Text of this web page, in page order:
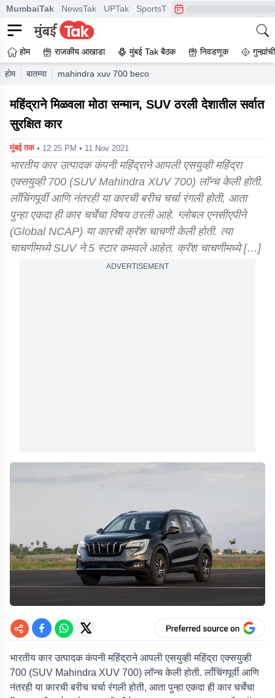
MumbaiTak NewsTak UPTak SportsTak CrimeTak
होम राजकीय आखाडा मुंबई Tak बैठक निवडणूक
होम बातम्या mahindra xuv 700 become safest car
महिंद्राने मिळवला मोठा सन्मान, SUV ठरली देशातील सर्वात
सुरक्षित कार
मुंबई तक • 12:25 PM • 11 Nov 2021
भारतीय कार उत्पादक कंपनी महिंद्राने आपली एसयुव्ही महिंद्रा
एक्सयुव्ही 700 (SUV Mahindra XUV 700) लॉन्च केली होती.
लाँचिंगपूर्वी आणि नंतरही या कारची बरीच चर्चा रंगली होती, आता
पुन्हा एकदा ही कार चर्चेचा विषय ठरली आहे. ग्लोबल एनसीएपीने
(Global NCAP) या कारची क्रॅश चाचणी केली होती. त्या
चाचणीमध्ये SUV ने 5 स्टार कमवले आहेत. क्रॅश चाचणीमध्ये […]
ADVERTISEMENT
भारतीय कार उत्पादक कंपनी महिंद्राने आपली एसयुव्ही महिंद्रा एक्सयुव्ही
700 (SUV Mahindra XUV 700) लॉन्च केली होती. लाँचिंगपूर्वी आणि
नंतरही या कारची बरीच चर्चा रंगली होती, आता पुन्हा एकदा ही कार चर्चेचा